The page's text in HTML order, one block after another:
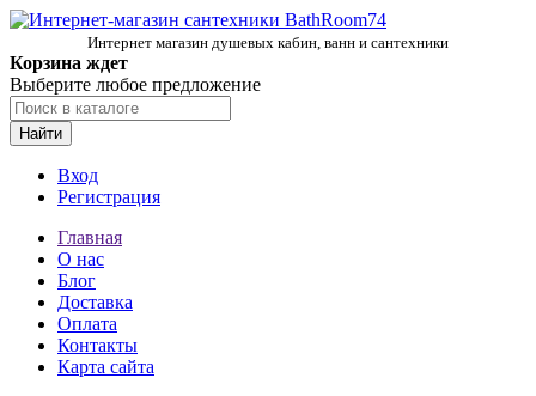
Интернет магазин душевых кабин, ванн и сантехники
Корзина ждет
Выберите любое предложение
Найти
Вход
Регистрация
Главная
О нас
Блог
Доставка
Оплата
Контакты
Карта сайта